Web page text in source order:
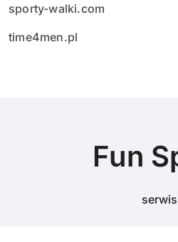
sporty-walki.com
time4men.pl
Fun
serwis